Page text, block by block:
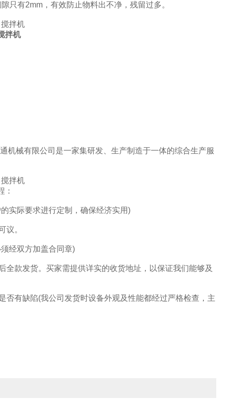
只有2mm，有效防止物料出不净，残留过多。
拌机
械有限公司是一家集研发、生产制造于一体的综合生产服
：
实际要求进行定制，确保经济实用)
议。
经双方加盖合同章)
款发货。买家需提供详实的收货地址，以保证我们能够及
有缺陷(我公司发货时设备外观及性能都经过严格检查，主